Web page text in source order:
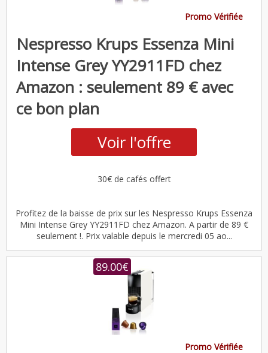
Promo Vérifiée
Nespresso Krups Essenza Mini
Intense Grey YY2911FD chez
Amazon : seulement 89 € avec
ce bon plan
Voir l'offre
30€ de cafés offert
Profitez de la baisse de prix sur les Nespresso Krups Essenza
Mini Intense Grey YY2911FD chez Amazon. A partir de 89 €
seulement !. Prix valable depuis le mercredi 05 ao...
89.00€
Promo Vérifiée